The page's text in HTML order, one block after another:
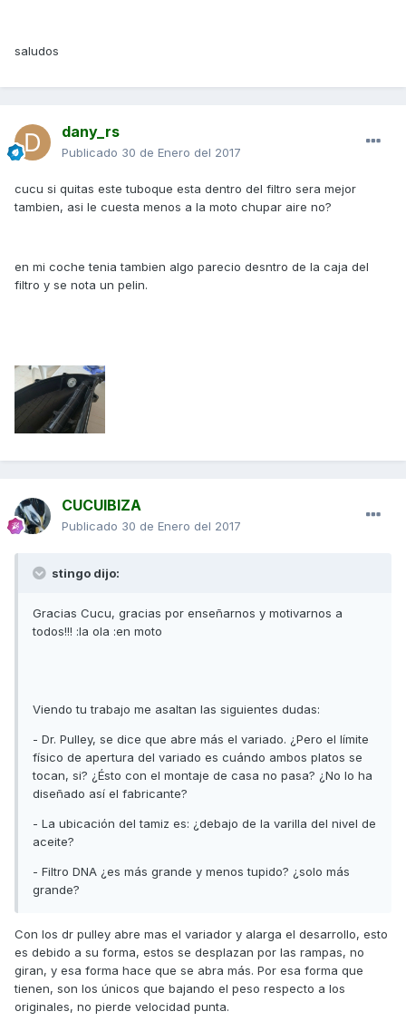
saludos
dany_rs
Publicado 30 de Enero del 2017
cucu si quitas este tuboque esta dentro del filtro sera mejor
tambien, asi le cuesta menos a la moto chupar aire no?
en mi coche tenia tambien algo parecio desntro de la caja del
filtro y se nota un pelin.
CUCUIBIZA
Publicado 30 de Enero del 2017
stingo dijo:
Gracias Cucu, gracias por enseñarnos y motivarnos a
todos!!! :la ola :en moto
Viendo tu trabajo me asaltan las siguientes dudas:
- Dr. Pulley, se dice que abre más el variado. ¿Pero el límite
físico de apertura del variado es cuándo ambos platos se
tocan, si? ¿Ésto con el montaje de casa no pasa? ¿No lo ha
diseñado así el fabricante?
- La ubicación del tamiz es: ¿debajo de la varilla del nivel de
aceite?
- Filtro DNA ¿es más grande y menos tupido? ¿solo más
grande?
Con los dr pulley abre mas el variador y alarga el desarrollo, esto
es debido a su forma, estos se desplazan por las rampas, no
giran, y esa forma hace que se abra más. Por esa forma que
tienen, son los únicos que bajando el peso respecto a los
originales, no pierde velocidad punta.